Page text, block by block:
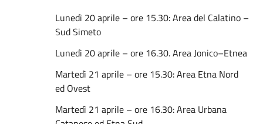
Lunedì 20 aprile – ore 15.30: Area del Calatino –
Sud Simeto
Lunedì 20 aprile – ore 16.30. Area Jonico–Etnea
Martedì 21 aprile – ore 15.30: Area Etna Nord
ed Ovest
Martedì 21 aprile – ore 16.30: Area Urbana